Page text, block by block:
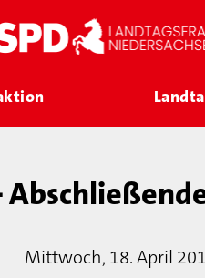
Mittwoch, 18. April